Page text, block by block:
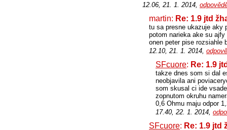
12.06, 21. 1. 2014,
martin: Re: 1.9 jtd
tu sa presne ukazuje aky
potom narieka ake su
onen peter pise rozsiahle
12.10, 21. 1. 2014,
SFcuore: Re: 1.9
takze dnes som si dal
neobjavila ani
som skusal ci ide
zopnutom okruhu
0,6 Ohmu maju odpor
17.40, 22. 1. 2014,
SFcuore: Re: 1.9 jtd